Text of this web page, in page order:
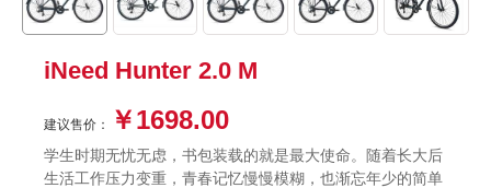
iNeed Hunter 2.0 M
建议售价： ￥1698.00
学生时期无忧无虑，书包装载的就是最大使命。随着长大后
生活工作压力变重，青春记忆慢慢模糊，也渐忘年少的简单